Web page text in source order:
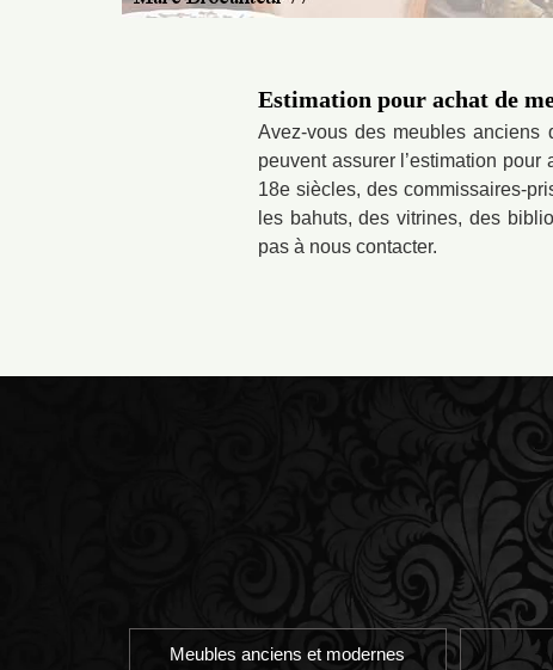
Estimation pour achat de
Avez-vous des meubles
peuvent assurer l’estimation
18e siècles, des commissaires-
les bahuts, des vitrines, des
pas à nous contacter.
Meubles anciens et modernes